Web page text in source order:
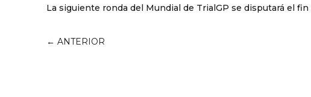
La siguiente ronda del Mundial de TrialGP se disputará el
← ANTERIOR